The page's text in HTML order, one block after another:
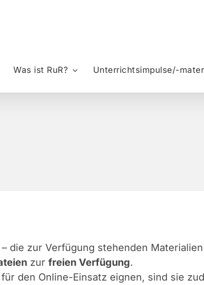
Was ist RuR? Unterrichtsimpulse/-
– die zur Verfügung stehenden
zur freien Verfügung.
für den Online-Einsatz eignen, sind sie